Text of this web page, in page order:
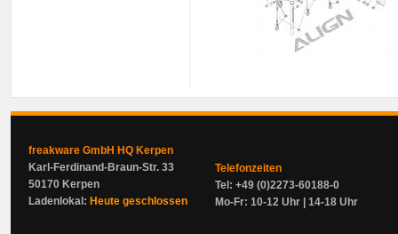
freakware GmbH HQ Kerpen
Karl-Ferdinand-Braun-Str. 33
50170 Kerpen
Ladenlokal: Heute geschlossen
Telefonzeiten
Tel: +49 (0)2273-60188-0
Mo-Fr: 10-12 Uhr | 14-18 Uhr